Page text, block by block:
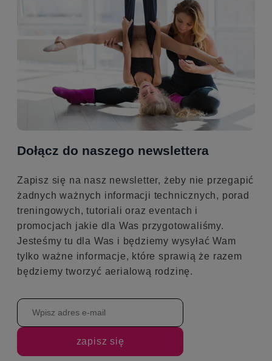
Dołącz do naszego newslettera
Zapisz się na nasz newsletter, żeby nie przegapić
żadnych ważnych informacji technicznych, porad
treningowych, tutoriali oraz eventach i
promocjach jakie dla Was przygotowaliśmy.
Jesteśmy tu dla Was i będziemy wysyłać Wam
tylko ważne informacje, które sprawią że razem
będziemy tworzyć aerialową rodzinę.
zapisz się